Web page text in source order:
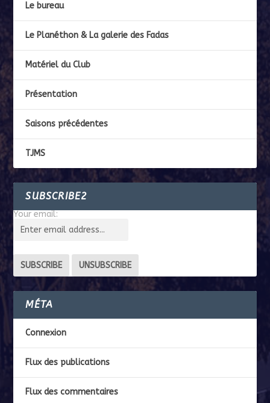
Le bureau
Le Planéthon & La galerie des Fadas
Matériel du Club
Présentation
Saisons précédentes
TJMS
SUBSCRIBE2
Your email:
MÉTA
Connexion
Flux des publications
Flux des commentaires